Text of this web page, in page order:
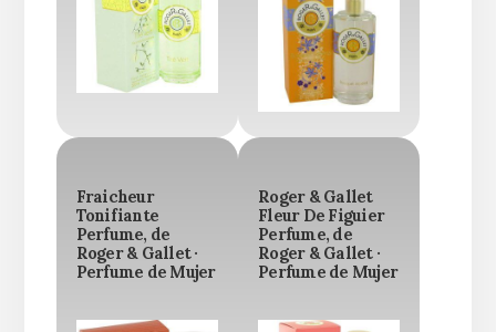
Fraicheur
Tonifiante
Perfume, de
Roger & Gallet ·
Perfume de Mujer
Roger & Gallet
Fleur De Figuier
Perfume, de
Roger & Gallet ·
Perfume de Mujer